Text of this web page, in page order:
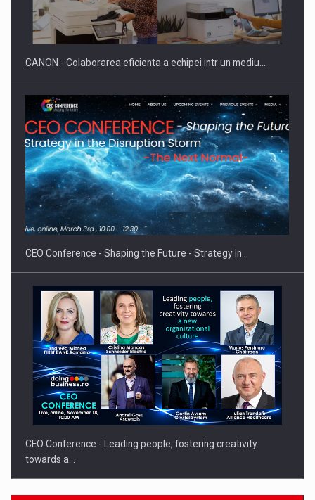
SAPTE PERSONALITATI DIN MEDIUL DE AFACERI, ACADEMIC
SI INSTITUTIONAL…
Hard Enduro Piatra Craiului 2026, fueled by benzinariile RO…
CANON - Colaborarea eficienta a echipei intr un mediu…
CEO Conference - Shaping the Future - Strategy in…
CEO Conference - Leading people, fostering creativity
towards a…